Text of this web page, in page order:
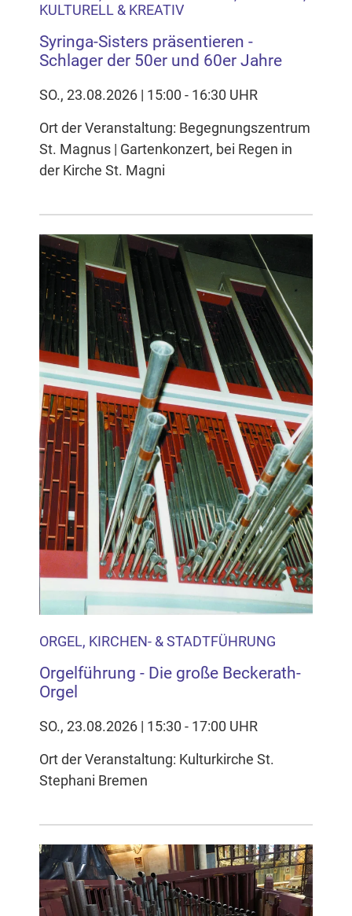
KULTURELL & KREATIV
Syringa-Sisters präsentieren -
Schlager der 50er und 60er Jahre
SO., 23.08.2026 | 15:00 - 16:30 UHR
Ort der Veranstaltung: Begegnungszentrum
St. Magnus | Gartenkonzert, bei Regen in
der Kirche St. Magni
ORGEL, KIRCHEN- & STADTFÜHRUNG
Orgelführung - Die große Beckerath-
Orgel
SO., 23.08.2026 | 15:30 - 17:00 UHR
Ort der Veranstaltung: Kulturkirche St.
Stephani Bremen